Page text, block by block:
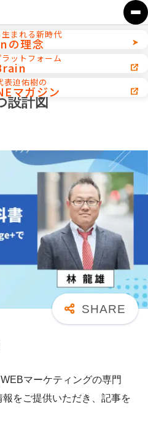
まれる新時代
の理念
ットフォーム
表迫佑樹の
マガジン
ング術
ブロード×詳細
設計図
マーケティングの専門
をご提供いただき、記事を